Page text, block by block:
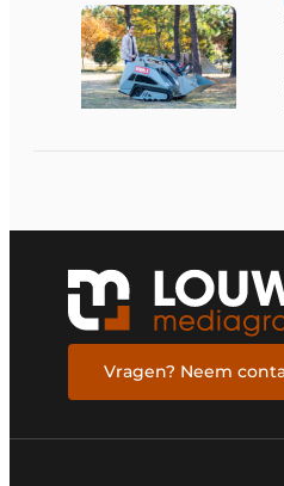
Vragen? Neem